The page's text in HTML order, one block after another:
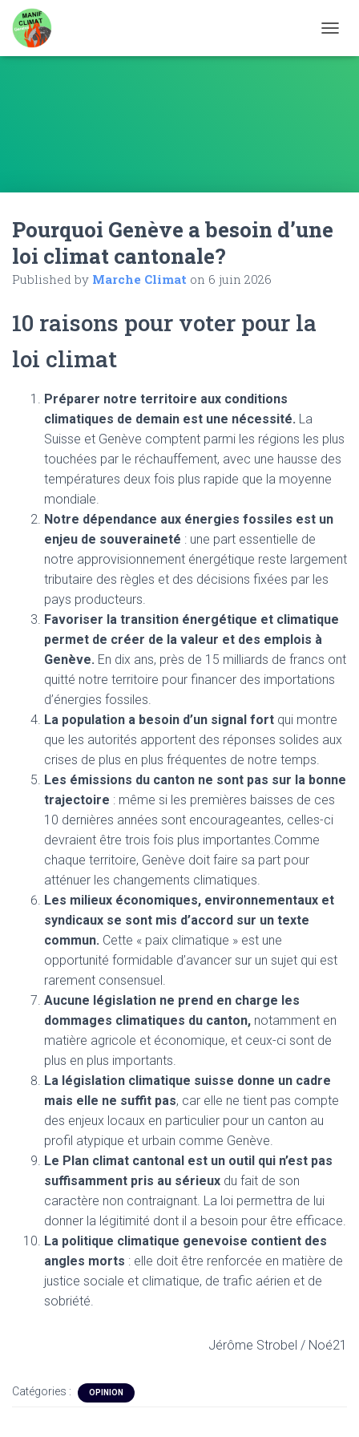
Pourquoi Genève a besoin d’une
loi climat cantonale?
Published by Marche Climat on 6 juin 2026
10 raisons pour voter pour la
loi climat
Préparer notre territoire aux conditions
climatiques de demain est une nécessité. La
Suisse et Genève comptent parmi les régions les plus
touchées par le réchauffement, avec une hausse des
températures deux fois plus rapide que la moyenne
mondiale.
Notre dépendance aux énergies fossiles est un
enjeu de souveraineté : une part essentielle de
notre approvisionnement énergétique reste largement
tributaire des règles et des décisions fixées par les
pays producteurs.
Favoriser la transition énergétique et climatique
permet de créer de la valeur et des emplois à
Genève. En dix ans, près de 15 milliards de francs ont
quitté notre territoire pour financer des importations
d’énergies fossiles.
La population a besoin d’un signal fort qui montre
que les autorités apportent des réponses solides aux
crises de plus en plus fréquentes de notre temps.
Les émissions du canton ne sont pas sur la bonne
trajectoire : même si les premières baisses de ces
10 dernières années sont encourageantes, celles-ci
devraient être trois fois plus importantes.Comme
chaque territoire, Genève doit faire sa part pour
atténuer les changements climatiques.
Les milieux économiques, environnementaux et
syndicaux se sont mis d’accord sur un texte
commun. Cette « paix climatique » est une
opportunité formidable d’avancer sur un sujet qui est
rarement consensuel.
Aucune législation ne prend en charge les
dommages climatiques du canton, notamment en
matière agricole et économique, et ceux-ci sont de
plus en plus importants.
La législation climatique suisse donne un cadre
mais elle ne suffit pas, car elle ne tient pas compte
des enjeux locaux en particulier pour un canton au
profil atypique et urbain comme Genève.
Le Plan climat cantonal est un outil qui n’est pas
suffisamment pris au sérieux du fait de son
caractère non contraignant. La loi permettra de lui
donner la légitimité dont il a besoin pour être efficace.
La politique climatique genevoise contient des
angles morts : elle doit être renforcée en matière de
justice sociale et climatique, de trafic aérien et de
sobriété.
Jérôme Strobel / Noé21
Catégories : OPINION